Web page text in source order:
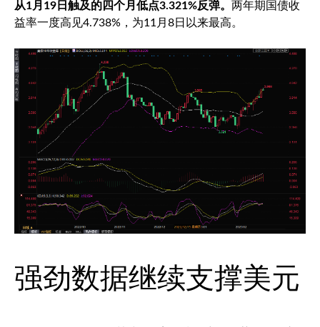
从1月19日触及的四个月低点3.321%反弹。 两年期国债收
益率一度高见4.738%，为11月8日以来最高。
强劲数据继续支撑美元